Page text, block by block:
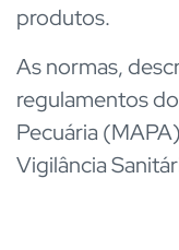
produtos.
As normas,
regulamentos
Pecuária
Vigilância